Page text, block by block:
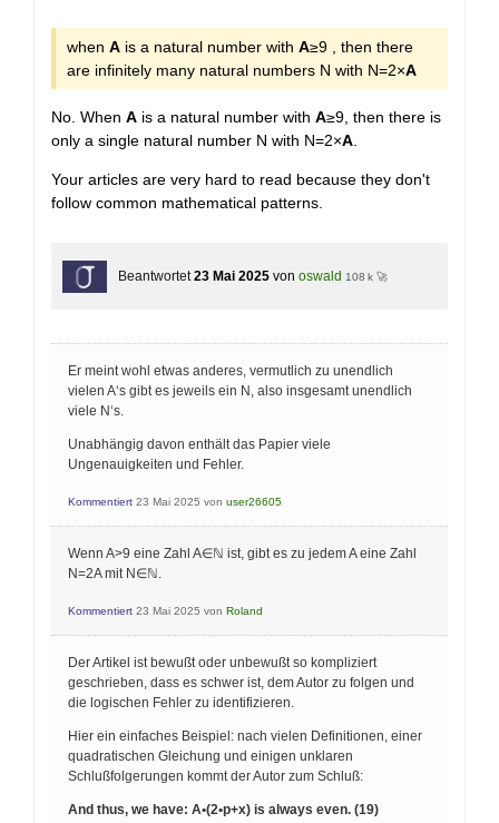
when A is a natural number with A≥9 , then there
are infinitely many natural numbers N with N=2×A
No. When A is a natural number with A≥9, then there is
only a single natural number N with N=2×A.
Your articles are very hard to read because they don't
follow common mathematical patterns.
Beantwortet 23 Mai 2025 von oswald 108 k 🚀
Er meint wohl etwas anderes, vermutlich zu unendlich
vielen A‘s gibt es jeweils ein N, also insgesamt unendlich
viele N‘s.
Unabhängig davon enthält das Papier viele
Ungenauigkeiten und Fehler.
Kommentiert 23 Mai 2025 von user26605
Wenn A>9 eine Zahl A∈ℕ ist, gibt es zu jedem A eine Zahl
N=2A mit N∈ℕ.
Kommentiert 23 Mai 2025 von Roland
Der Artikel ist bewußt oder unbewußt so kompliziert
geschrieben, dass es schwer ist, dem Autor zu folgen und
die logischen Fehler zu identifizieren.
Hier ein einfaches Beispiel: nach vielen Definitionen, einer
quadratischen Gleichung und einigen unklaren
Schlußfolgerungen kommt der Autor zum Schluß:
And thus, we have: A•(2•p+x) is always even. (19)